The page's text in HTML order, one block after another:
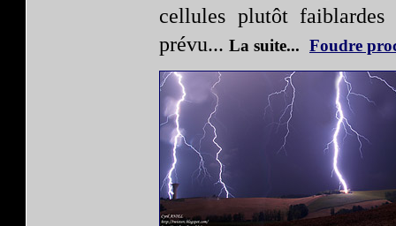
cellules plutôt
prévu... La suite... Foudre